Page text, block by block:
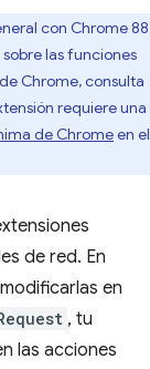
con Chrome 88
las funciones
Chrome, consulta
requiere una
de Chromeen el
de red. En
en
, tu
las acciones